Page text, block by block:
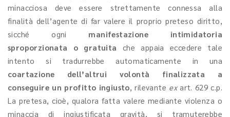
minacciosa deve essere strettamente connessa alla
finalità dell’agente di far valere il proprio preteso diritto,
sicché ogni manifestazione intimidatoria
sproporzionata o gratuita che appaia eccedere tale
intento si tradurrebbe automaticamente in una
coartazione dell’altrui volontà finalizzata a
conseguire un profitto ingiusto, rilevante exart. 629 c.p.
La pretesa, cioè, qualora fatta valere mediante violenza o
minaccia di ingiustificata gravità, si tramuterebbe